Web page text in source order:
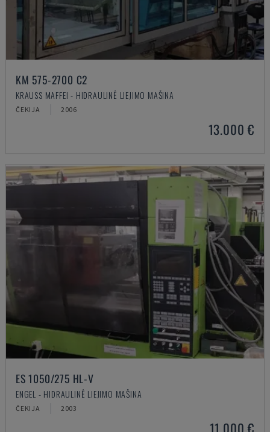
KM 575-2700 C2
KRAUSS MAFFEI - HIDRAULINĖ LIEJIMO MAŠINA
ČEKIJA 2006
13.000 €
ES 1050/275 HL-V
ENGEL - HIDRAULINĖ LIEJIMO MAŠINA
ČEKIJA 2003
11.000 €